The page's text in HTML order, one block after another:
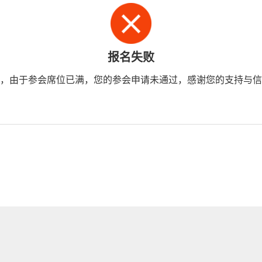
报名失败
由于参会席位已满，您的参会申请未通过，感谢您的支持与